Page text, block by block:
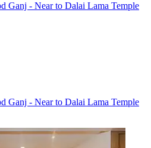
Ganj - Near to Dalai Lama Temple
Ganj - Near to Dalai Lama Temple